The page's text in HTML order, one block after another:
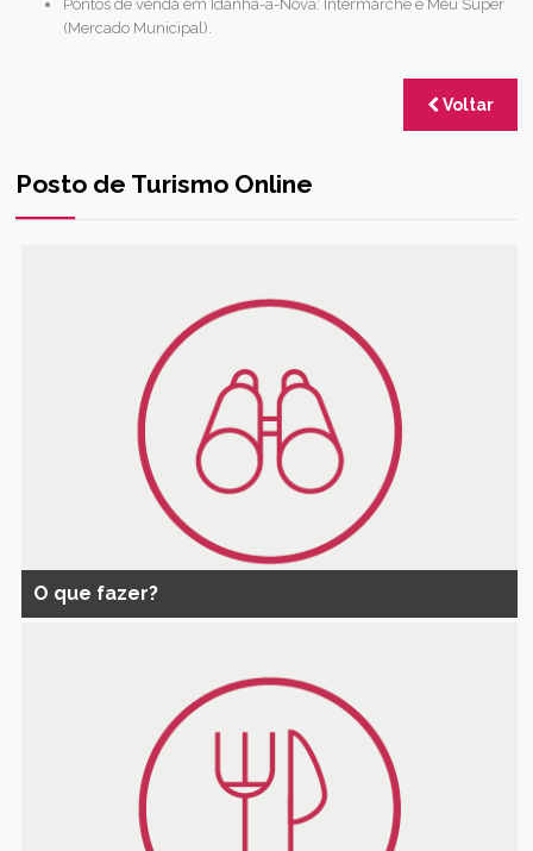
Pontos de venda em Idanha-a-Nova: Intermarché e Meu Super
(Mercado Municipal).
Voltar
Posto de Turismo Online
O que fazer?